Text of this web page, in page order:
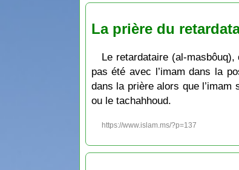
La prière du
Le retardataire (al-masbôuq),
pas été avec l’imam dans la
dans la prière alors que
ou le tachahhoud.
https://www.islam.ms/?p=137